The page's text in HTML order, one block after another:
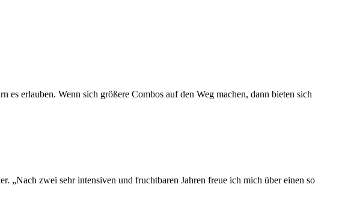
es erlauben. Wenn sich größere Combos auf den Weg machen, dann bieten sich
zwei sehr intensiven und fruchtbaren Jahren freue ich mich über einen so